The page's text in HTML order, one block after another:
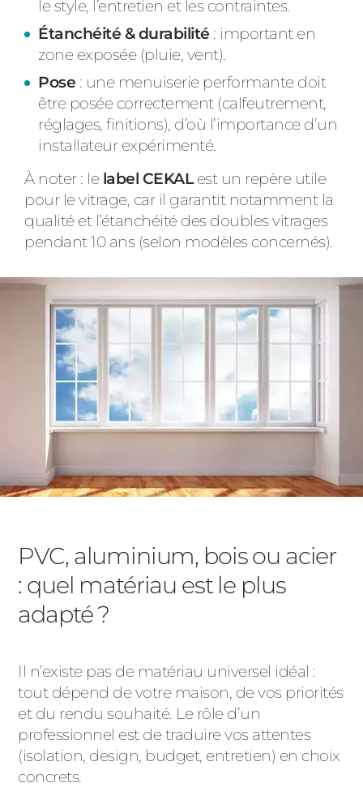
le style, l’entretien et les contraintes.
Étanchéité & durabilité : important en
zone exposée (pluie, vent).
Pose : une menuiserie performante doit
être posée correctement (calfeutrement,
réglages, finitions), d’où l’importance d’un
installateur expérimenté.
À noter : le label CEKALest un repère utile
pour le vitrage, car il garantit notamment la
qualité et l’étanchéité des doubles vitrages
pendant 10 ans (selon modèles concernés).
PVC, aluminium, bois ou acier
: quel matériau est le plus
adapté ?
Il n’existe pas de matériau universel idéal :
tout dépend de votre maison, de vos priorités
et du rendu souhaité. Le rôle d’un
professionnel est de traduire vos attentes
(isolation, design, budget, entretien) en choix
concrets.